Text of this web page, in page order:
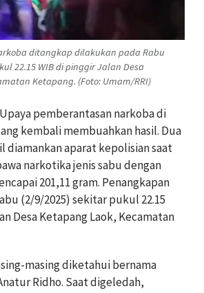
ditangkap dilakukan pada Rabu
22.15 WIB di pinggir Jalan Desa
Ketapang. (Foto: Umam/RRI)
pemberantasan narkoba di
kembali membuahkan hasil. Dua
diamankan aparat kepolisian saat
narkotika jenis sabu dengan
201,11 gram. Penangkapan
(2/9/2025) sekitar pukul 22.15
Desa Ketapang Laok, Kecamatan
masing diketahui bernama
Ridho. Saat digeledah,